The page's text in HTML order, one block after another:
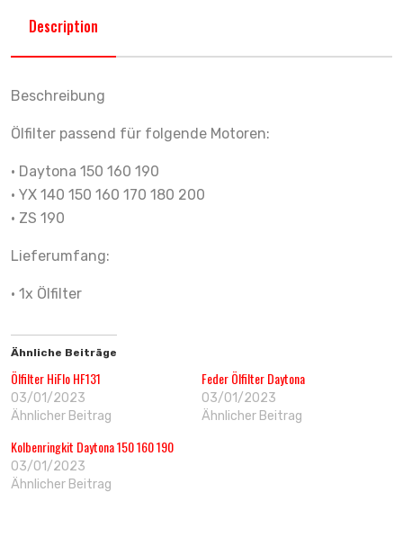
Description
Beschreibung
Ölfilter passend für folgende Motoren:
• Daytona 150 160 190
• YX 140 150 160 170 180 200
• ZS 190
Lieferumfang:
• 1x Ölfilter
Ähnliche Beiträge
Ölfilter HiFlo HF131
03/01/2023
Ähnlicher Beitrag
Feder Ölfilter Daytona
03/01/2023
Ähnlicher Beitrag
Kolbenringkit Daytona 150 160 190
03/01/2023
Ähnlicher Beitrag